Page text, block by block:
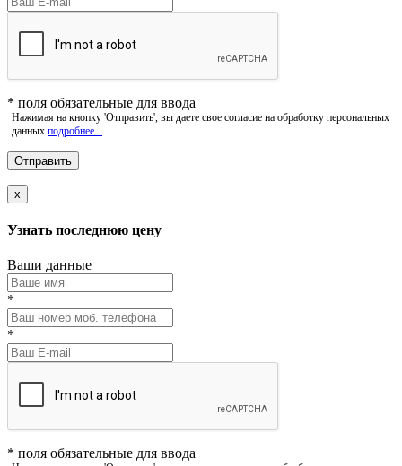
* поля обязательные для ввода
Нажимая на кнопку 'Отправить', вы даете свое согласие на обработку персональных
данных подробнее...
x
Узнать последнюю цену
Ваши данные
*
*
* поля обязательные для ввода